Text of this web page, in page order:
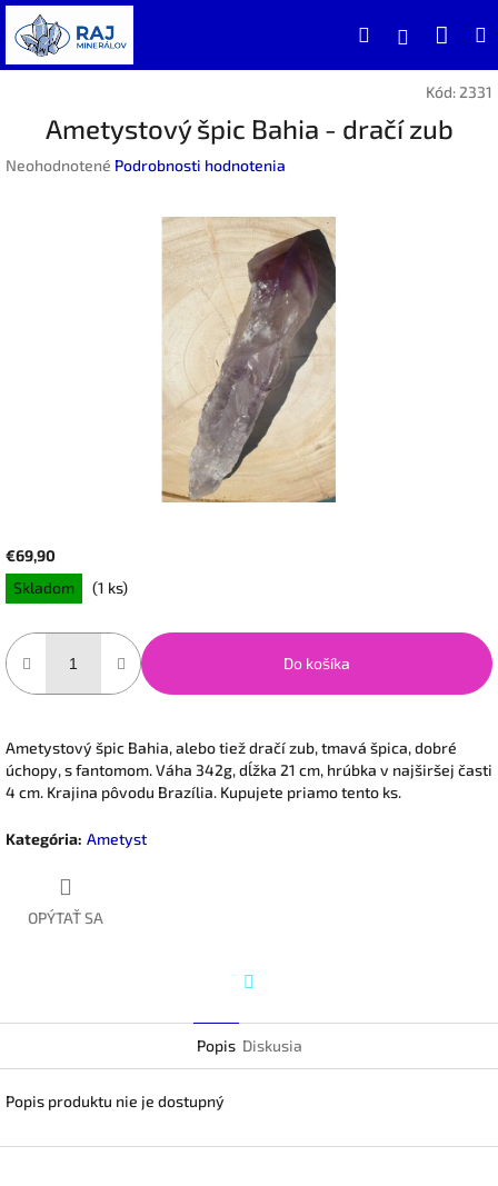
Prejsť
na
obsah
Hľadať
Kód: 2331
Ametystový špic Bahia - dračí zub
Priemerné
Neohodnotené Podrobnosti hodnotenia
€69,90
Jednotková
cena:
Skladom (1 ks)
Do košíka
Ametystový špic Bahia, alebo tiež dračí zub, tmavá špica, dobré
úchopy, s fantomom. Váha 342g, dĺžka 21 cm, hrúbka v najširšej časti
4 cm. Krajina pôvodu Brazília. Kupujete priamo tento ks.
Kategória: Ametyst
OPÝTAŤ SA
Popis Diskusia
Popis produktu nie je dostupný